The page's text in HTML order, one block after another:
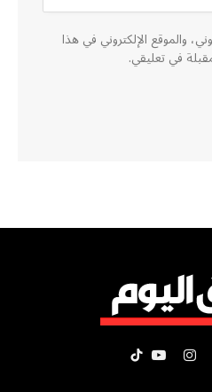
والموقع الإلكتروني في هذا
في تعليقي.
الانستغراميوتيوبتيكتوك